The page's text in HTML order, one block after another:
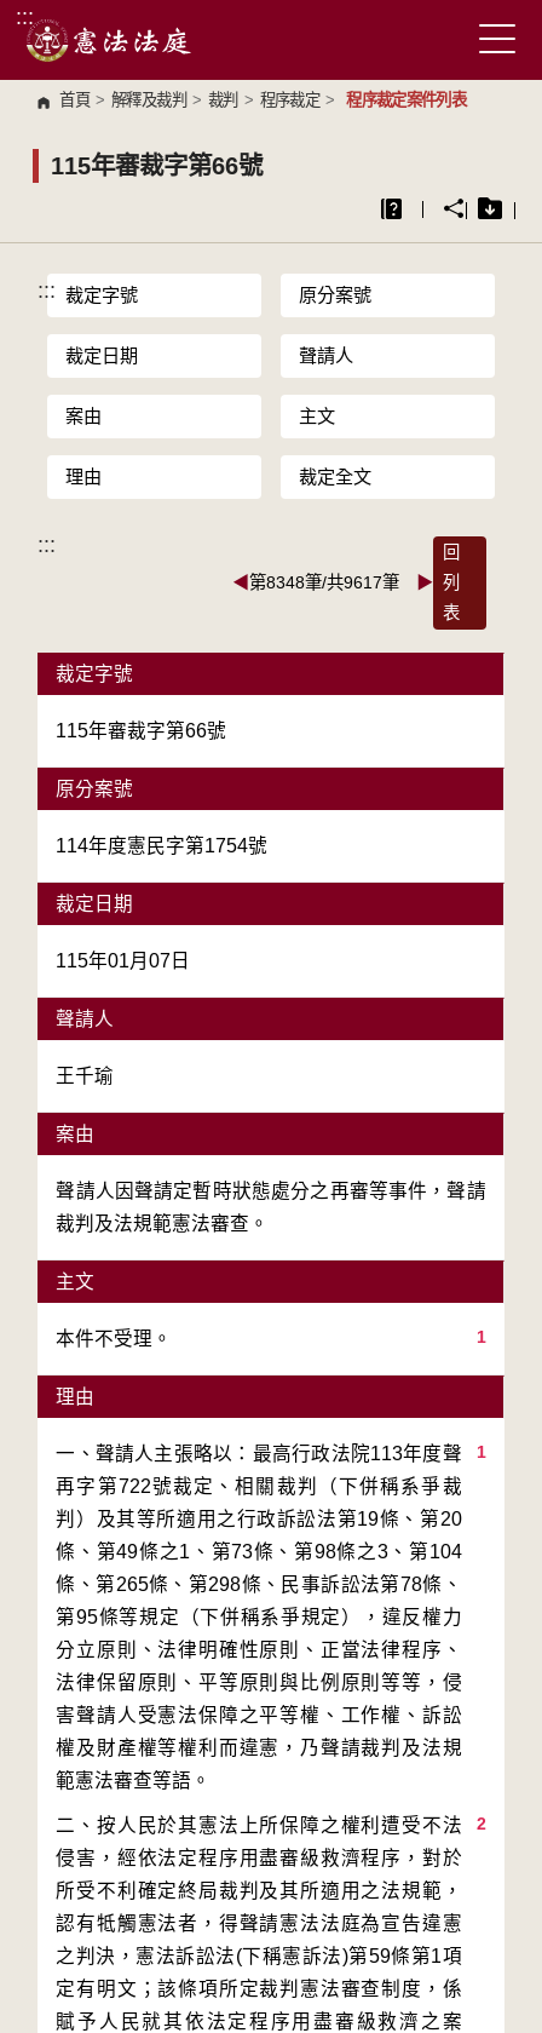
跳到主要內容區塊
:::
首頁 > 解釋及裁判 > 裁判 > 程序裁定 > 程序裁定案件列表
115年審裁字第66號
::: 裁定字號 原分案號
裁定日期 聲請人
案由 主文
理由 裁定全文
:::
◀第8348筆/共9617筆 ▶
回
列
表
裁定字號
115年審裁字第66號
原分案號
114年度憲民字第1754號
裁定日期
115年01月07日
聲請人
王千瑜
案由
聲請人因聲請定暫時狀態處分之再審等事件，聲請
裁判及法規範憲法審查。
主文
1
本件不受理。
理由
1
一、聲請人主張略以：最高行政法院113年度聲
再字第722號裁定、相關裁判（下併稱系爭裁
判）及其等所適用之行政訴訟法第19條、第20
條、第49條之1、第73條、第98條之3、第104
條、第265條、第298條、民事訴訟法第78條、
第95條等規定（下併稱系爭規定），違反權力
分立原則、法律明確性原則、正當法律程序、
法律保留原則、平等原則與比例原則等等，侵
害聲請人受憲法保障之平等權、工作權、訴訟
權及財產權等權利而違憲，乃聲請裁判及法規
2
二、按人民於其憲法上所保障之權利遭受不法
侵害，經依法定程序用盡審級救濟程序，對於
所受不利確定終局裁判及其所適用之法規範，
認有牴觸憲法者，得聲請憲法法庭為宣告違憲
之判決，憲法訴訟法(下稱憲訴法)第59條第1項
定有明文；該條項所定裁判憲法審查制度，係
賦予人民就其依法定程序用盡審級救濟之案